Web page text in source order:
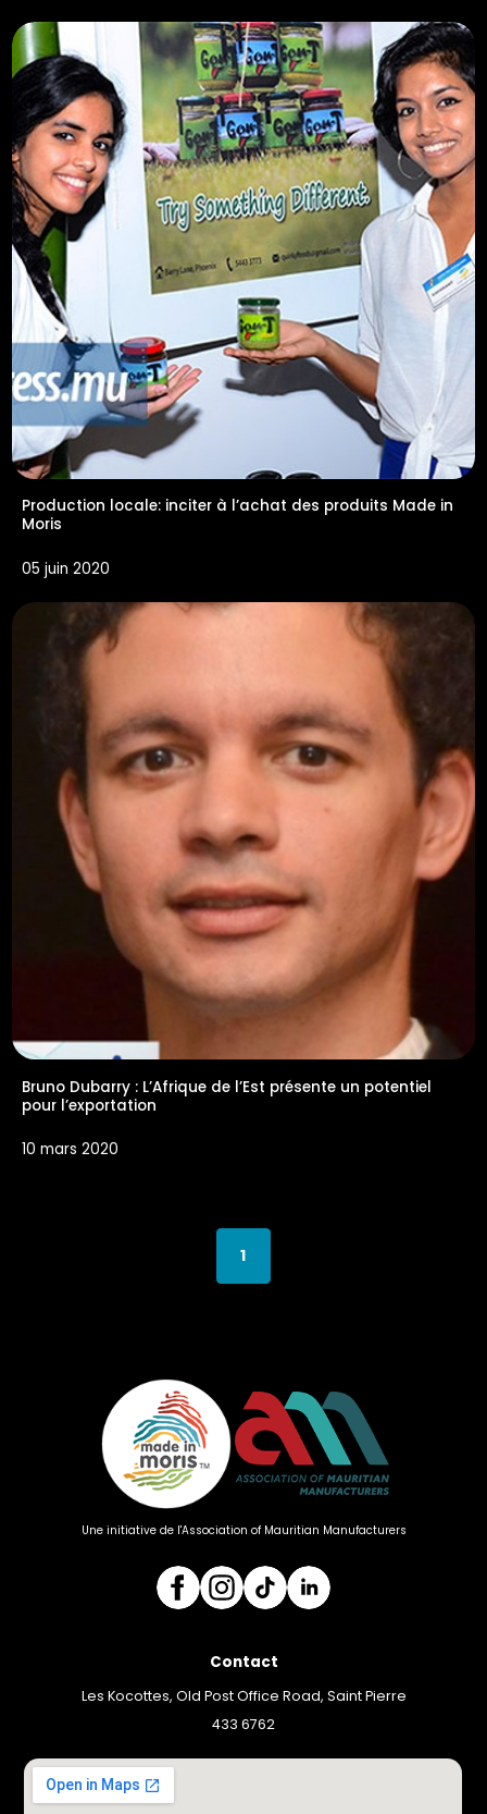
Production locale: inciter à l’achat des produits Made in
Moris
05 juin 2020
Bruno Dubarry : L’Afrique de l’Est présente un potentiel
pour l’exportation
10 mars 2020
1
Une initiative de l'Association of Mauritian Manufacturers
Contact
Les Kocottes, Old Post Office Road, Saint Pierre
433 6762